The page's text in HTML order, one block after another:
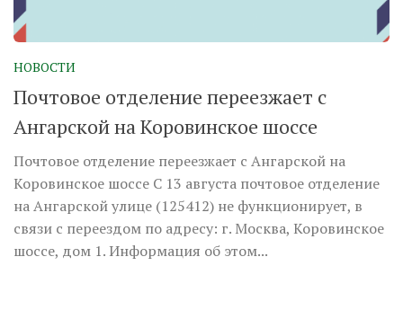
НОВОСТИ
Почтовое отделение переезжает с
Ангарской на Коровинское шоссе
Почтовое отделение переезжает с Ангарской на
Коровинское шоссе С 13 августа почтовое отделение
на Ангарской улице (125412) не функционирует, в
связи с переездом по адресу: г. Москва, Коровинское
шоссе, дом 1. Информация об этом...